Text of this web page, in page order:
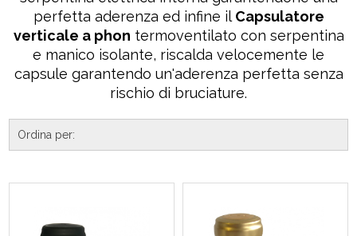
perfetta aderenza ed infine il Capsulatore
verticale a phon termoventilato con serpentina
e manico isolante, riscalda velocemente le
capsule garantendo un'aderenza perfetta senza
rischio di bruciature.